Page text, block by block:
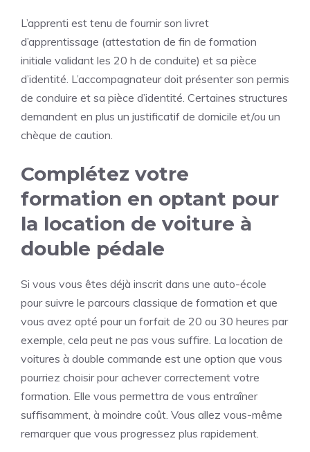
L’apprenti est tenu de fournir son livret
d’apprentissage (attestation de fin de formation
initiale validant les 20 h de conduite) et sa pièce
d’identité. L’accompagnateur doit présenter son permis
de conduire et sa pièce d’identité. Certaines structures
demandent en plus un justificatif de domicile et/ou un
chèque de caution.
Complétez votre
formation en optant pour
la location de voiture à
double pédale
Si vous vous êtes déjà inscrit dans une auto-école
pour suivre le parcours classique de formation et que
vous avez opté pour un forfait de 20 ou 30 heures par
exemple, cela peut ne pas vous suffire. La location de
voitures à double commande est une option que vous
pourriez choisir pour achever correctement votre
formation. Elle vous permettra de vous entraîner
suffisamment, à moindre coût. Vous allez vous-même
remarquer que vous progressez plus rapidement.